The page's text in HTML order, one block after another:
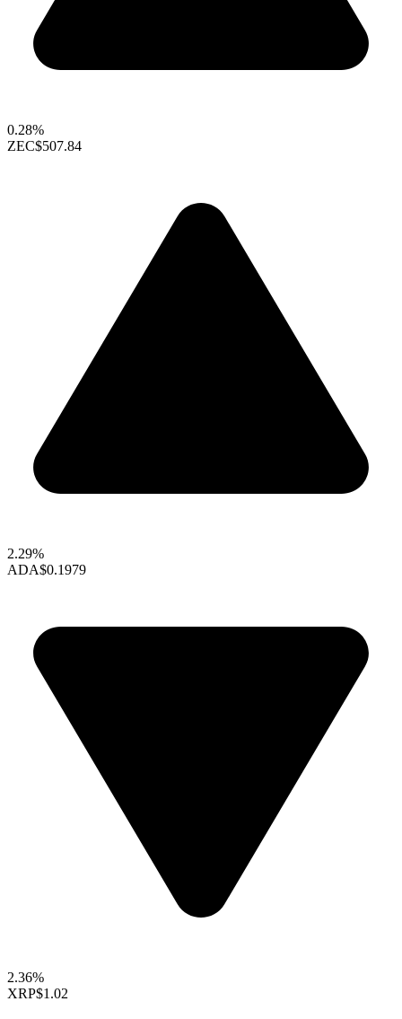
0.28%
ZEC$507.84
2.29%
ADA$0.1979
2.36%
XRP$1.02